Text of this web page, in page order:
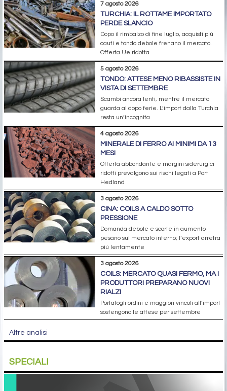
7 agosto 2026
TURCHIA: IL ROTTAME IMPORTATO
PERDE SLANCIO
Dopo il rimbalzo di fine luglio, acquisti più
cauti e tondo debole frenano il mercato.
Offerta Ue ridotta
5 agosto 2026
TONDO: ATTESE MENO RIBASSISTE IN
VISTA DI SETTEMBRE
Scambi ancora lenti, mentre il mercato
guarda al dopo ferie. L’import dalla Turchia
resta un’incognita
4 agosto 2026
MINERALE DI FERRO AI MINIMI DA 13
MESI
Offerta abbondante e margini siderurgici
ridotti prevalgono sui rischi legati a Port
Hedland
3 agosto 2026
CINA: COILS A CALDO SOTTO
PRESSIONE
Domanda debole e scorte in aumento
pesano sul mercato interno; l’export arretra
più lentamente
3 agosto 2026
COILS: MERCATO QUASI FERMO, MA I
PRODUTTORI PREPARANO NUOVI
RIALZI
Portafogli ordini e maggiori vincoli all’import
sostengono le attese per settembre
Altre analisi
SPECIALI